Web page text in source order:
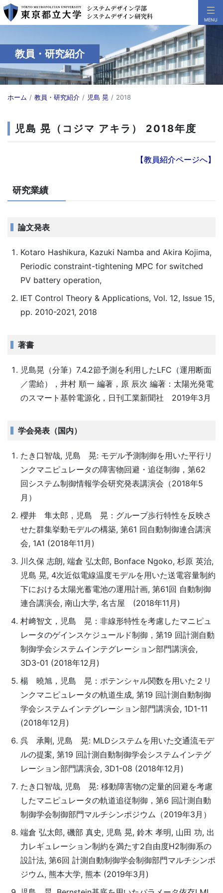
教員・研究紹介
ホーム 教員・研究紹介 児島 晃 2018
児島 晃（コジマ アキラ） 2018年度
【教員紹介ページへ】
研究業績
論文発表
Kotaro Hashikura, Kazuki Namba and Akira Kojima,
Periodic constraint-tightening MPC for switched
PV battery operation,
IET Control Theory & Applications, Vol. 12, Issue 15,
pp. 2010-2021, 2018
著書
児島晃（分筆）7.4.2節予測を利用したLFC（運用断面
／需給），井村 順一 編著，原 辰次 編著：太陽光発電
のスマート基幹電源化，日刊工業新聞社 2019年3月
学会発表（国内）
たき口智哉, 児島 晃: モデル予測制御を用いた平行リ
ンクマニピュレータの障害物回避・追従制御，第62
回システム制御情報学会研究発表講演会（2018年5
月）
櫻井 隼太郎，児島 晃：グループ歩行特性を反映さ
せた群集挙動モデルの構築, 第61 回自動制御連合講演
会, 1A1 (2018年11月)
川久保 志朗, 端倉 弘太郎, Bonface Ngoko, 杉原 英治,
児島 晃, 4次近似電線温度モデルを用いた送電容量制約
下における太陽光蓄電池の運用計画, 第61回 自動制御
連合講演会, 南山大学, 名古屋 (2018年11月)
村﨑智文，児島 晃：非線形特性を考慮したマニピュ
レータのゲインスケジュールド制御，第19 回計測自動
制御学会システムインテグレーション部門講演会,
3D3-01 (2018年12月)
楊 曉旭，児島 晃：ポテンシャル関数を用いた２リ
ンクマニピュレータの軌道生成, 第19 回計測自動制御
学会システムインテグレーション部門講演会, 1D1-11
(2018年12月)
呉 承剛, 児島 晃: MLDシステムを用いた交通流モデ
ルの提案, 第19 回計測自動制御学会システムインテグ
レーション部門講演会, 3D1-08 (2018年12月)
たき口智哉, 児島 晃: 移動障害物の定量的回避を考慮
したマニピュレータの軌道追従制御，第6 回計測自動
制御学会制御部門マルチシンポジウム（2019年3月）
端倉 弘太郎, 磯部 真史, 児島 晃, 鈴木 孝明, 山田 功, 出
力レギュレーション制約を満たす2自由度H2制御系の
設計法, 第6回 計測自動制御学会制御部門マルチシンポ
ジウム, 熊本大学, 熊本 (2019年3月)